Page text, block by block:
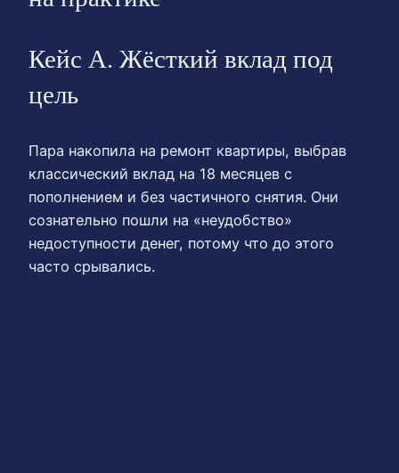
Кейс А. Жёсткий вклад под
цель
Пара накопила на ремонт квартиры, выбрав
классический вклад на 18 месяцев с
пополнением и без частичного снятия. Они
сознательно пошли на «неудобство»
недоступности денег, потому что до этого
часто срывались.